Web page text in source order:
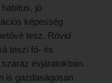
jó
képesség
tesz. Rövid
teszi fő- és
évjáratokban.
is gazdaságosan